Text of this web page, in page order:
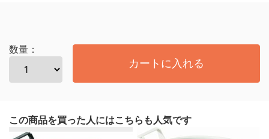
数量：
カートに入れる
この商品を買った人にはこちらも人気です